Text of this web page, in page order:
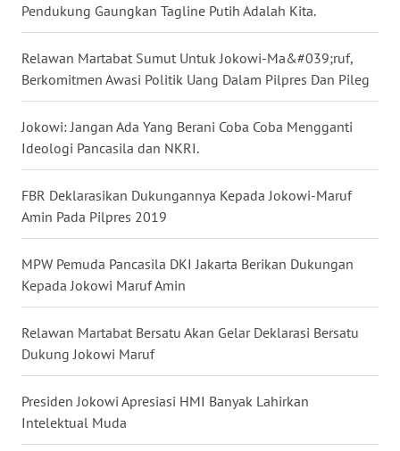
Pendukung Gaungkan Tagline Putih Adalah Kita.
Relawan Martabat Sumut Untuk Jokowi-Ma&#039;ruf,
Berkomitmen Awasi Politik Uang Dalam Pilpres Dan Pileg
Jokowi: Jangan Ada Yang Berani Coba Coba Mengganti
Ideologi Pancasila dan NKRI.
FBR Deklarasikan Dukungannya Kepada Jokowi-Maruf
Amin Pada Pilpres 2019
MPW Pemuda Pancasila DKI Jakarta Berikan Dukungan
Kepada Jokowi Maruf Amin
Relawan Martabat Bersatu Akan Gelar Deklarasi Bersatu
Dukung Jokowi Maruf
Presiden Jokowi Apresiasi HMI Banyak Lahirkan
Intelektual Muda
WN
WN
BENGKULU
WN
LAMPUNG
WN
JATENG
WN
NUSANTARA